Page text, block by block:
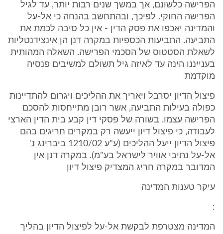
הפרישה כלשונם, אך במשך שנים רבות יותר, עד לגיל
הפרישה החוקי. לפיכך, ובהתחשב בהנחה כי אל-על
והמדינה יאכפו את פסק הדין - אין כל סיבה לכמת את
התביעה. התביעות הכספיות במקרה דנן הן אינצידנטליות
לשאלת הסטטוס של הסכמי הפרישה. השאלה המהותית
בענייננו הינה עד לאיזה גיל תשולם למשיבים פנסיה
מוקדמת
פיצול הדיון יסרבל ויאריך את ההליכים ויגרום להתדיינות
כפולה בעילות התביעה, אשר רובן מתייחסות להסכם
הפרישה עצמו. בשורה של פסקי דין קבע בית הדין הארצי
לעבודה, כי פיצול דיון ייעשה רק במקרים חריגים בהם
פיצול הדיון ייעל ההליכים (ע"ע 1210/02 ביברינג נ'
אל-על נתיבי אוויר לישראל בע"מ). במקרה דנן אין
המדובר במקרה חריג המצדיק פיצול דיון
עיקר טענות המדינה
:
המדינה מצטרפת לבקשת אל-על לפיצול הדיון בהליך